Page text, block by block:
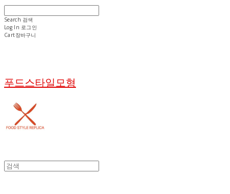
Search 검색
Log In 로그인
Cart장바구니
푸드스타일모형